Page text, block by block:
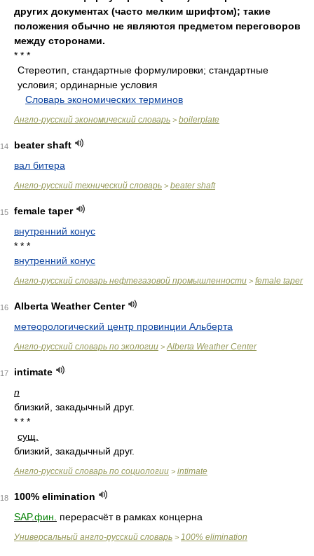
других документах (часто мелким шрифтом); такие
положения обычно не являются предметом переговоров
между сторонами.
* * *
Стереотип, стандартные формулировки; стандартные
условия; ординарные условия
Словарь экономических терминов
Англо-русский экономический словарь > boilerplate
14
beater shaft
вал битера
Англо-русский технический словарь > beater shaft
15
female taper
внутренний конус
* * *
внутренний конус
Англо-русский словарь нефтегазовой промышленности > female taper
16
Alberta Weather Center
метеорологический центр провинции Альберта
Англо-русский словарь по экологии > Alberta Weather Center
17
intimate
n
близкий, закадычный друг.
* * *
сущ.
близкий, закадычный друг.
Англо-русский словарь по социологии > intimate
18
100% elimination
SAP.фин.
перерасчёт в рамках концерна
Универсальный англо-русский словарь > 100% elimination